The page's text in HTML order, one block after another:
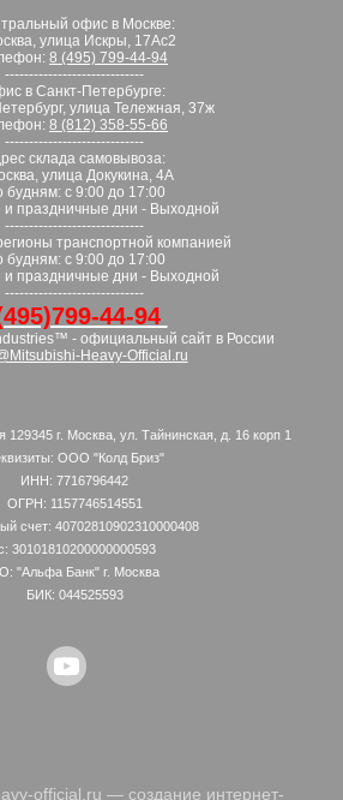
офис в Москве:
улица Искры, 17Ас2
8 (495) 799-44-94
-----------------------------
в Санкт-Петербурге:
улица Тележная, 37ж
8 (812) 358-55-66
-----------------------------
склада самовывоза:
улица Докукина, 4А
будням: с 9:00 до 17:00
праздничные дни - Выходной
-----------------------------
транспортной компанией
будням: с 9:00 до 17:00
праздничные дни - Выходной
-----------------------------
44-94
- официальный сайт в России
Heavy-Official.ru
129345 г. Москва, ул. Тайнинская, д. 16 корп 1
ООО "Колд Бриз"
ИНН: 7716796442
ОГРН: 1157746514551
счет: 40702810902310000408
30101810200000000593
"Альфа Банк" г. Москва
БИК: 044525593
official.ru — создание интернет-